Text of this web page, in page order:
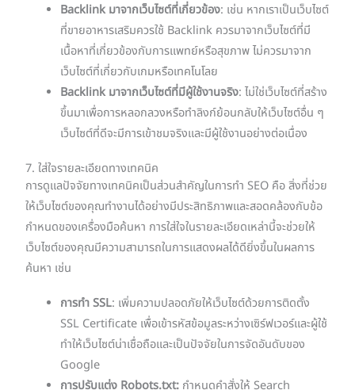
Backlink มาจากเว็บไซต์ที่เกี่ยวข้อง: เช่น หากเราเป็นเว็บไซต์
ที่ขายอาหารเสริมควรใช้ Backlink ควรมาจากเว็บไซต์ที่มี
เนื้อหาที่เกี่ยวข้องกับการแพทย์หรือสุขภาพ ไม่ควรมาจาก
เว็บไซต์ที่เกี่ยวกับเกมหรือเทคโนโลย
Backlink มาจากเว็บไซต์ที่มีผู้ใช้งานจริง: ไม่ใช่เว็บไซต์ที่สร้าง
ขึ้นมาเพื่อการหลอกลวงหรือทำลิงก์ย้อนกลับให้เว็บไซต์อื่น ๆ
เว็บไซต์ที่ดีจะมีการเข้าชมจริงและมีผู้ใช้งานอย่างต่อเนื่อง
7. ใส่ใจรายละเอียดทางเทคนิค
การดูแลปัจจัยทางเทคนิคเป็นส่วนสำคัญในการทำ SEO คือ สิ่งที่ช่วย
ให้เว็บไซต์ของคุณทำงานได้อย่างมีประสิทธิภาพและสอดคล้องกับข้อ
กำหนดของเครื่องมือค้นหา การใส่ใจในรายละเอียดเหล่านี้จะช่วยให้
เว็บไซต์ของคุณมีความสามารถในการแสดงผลได้ดียิ่งขึ้นในผลการ
ค้นหา เช่น
การทำ SSL: เพิ่มความปลอดภัยให้เว็บไซต์ด้วยการติดตั้ง
SSL Certificate เพื่อเข้ารหัสข้อมูลระหว่างเซิร์ฟเวอร์และผู้ใช้
ทำให้เว็บไซต์น่าเชื่อถือและเป็นปัจจัยในการจัดอันดับของ
Google
การปรับแต่ง Robots.txt: กำหนดคำสั่งให้ Search